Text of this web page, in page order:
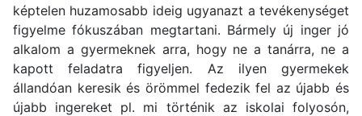
képtelen huzamosabb ideig ugyanazt a tevékenységet
figyelme fókuszában megtartani. Bármely új inger jó
alkalom a gyermeknek arra, hogy ne a tanárra, ne a
kapott feladatra figyeljen. Az ilyen gyermekek
állandóan keresik és örömmel fedezik fel az újabb és
újabb ingereket pl. mi történik az iskolai folyosón,